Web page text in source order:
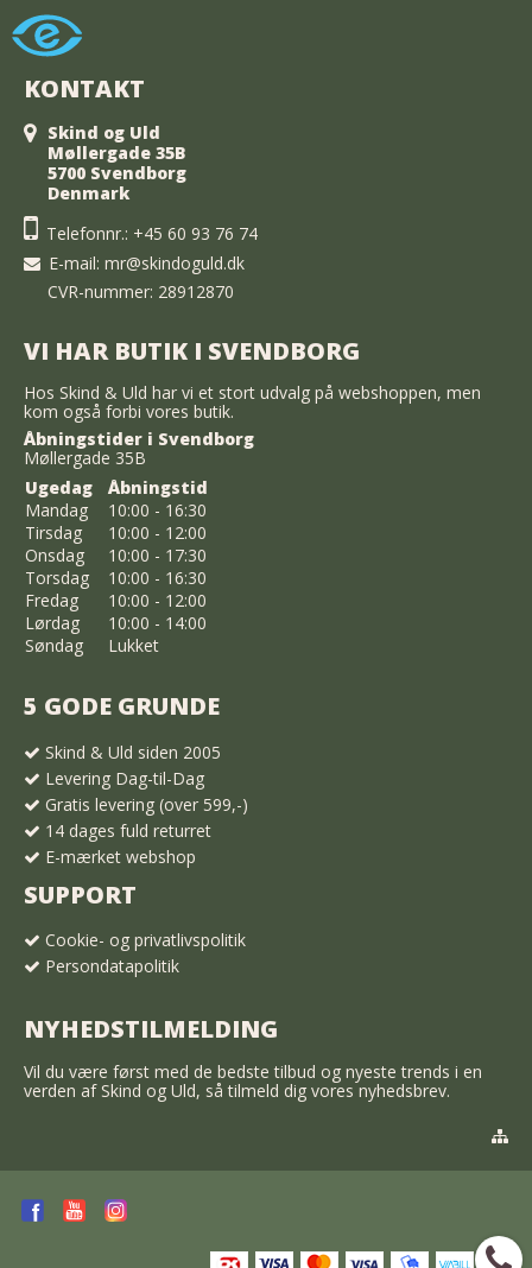
KONTAKT
Skind og Uld
Møllergade 35B
5700 Svendborg
Denmark
Telefonnr.: +45 60 93 76 74
E-mail: mr@skindoguld.dk
CVR-nummer: 28912870
VI HAR BUTIK I SVENDBORG
Hos Skind & Uld har vi et stort udvalg på webshoppen, men
kom også forbi vores butik.
Åbningstider i Svendborg
Møllergade 35B
Ugedag
Åbningstid
Mandag
10:00 - 16:30
Tirsdag
10:00 - 12:00
Onsdag
10:00 - 17:30
Torsdag
10:00 - 16:30
Fredag
10:00 - 12:00
Lørdag
10:00 - 14:00
Søndag
Lukket
5 GODE GRUNDE
Skind & Uld siden 2005
Levering Dag-til-Dag
Gratis levering (over 599,-)
14 dages fuld returret
E-mærket webshop
SUPPORT
Cookie- og privatlivspolitik
Persondatapolitik
NYHEDSTILMELDING
Vil du være først med de bedste tilbud og nyeste trends i en
verden af Skind og Uld, så tilmeld dig vores nyhedsbrev.